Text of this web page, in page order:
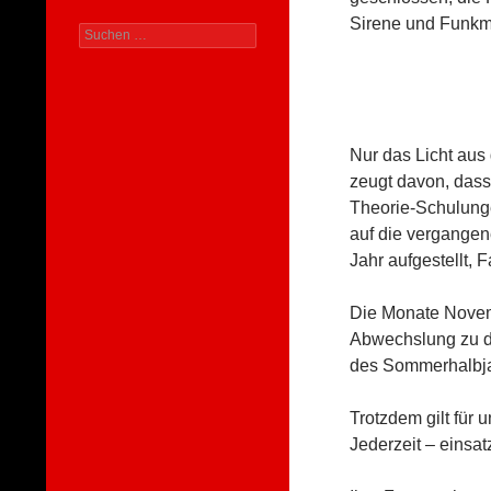
Sirene und
Nur das Licht
zeugt davon,
Theorie-
auf die
Jahr aufgestellt,
Die Monate
Abwechslung zu
des
Trotzdem gilt für
Jederzeit –
Suchen
nach: